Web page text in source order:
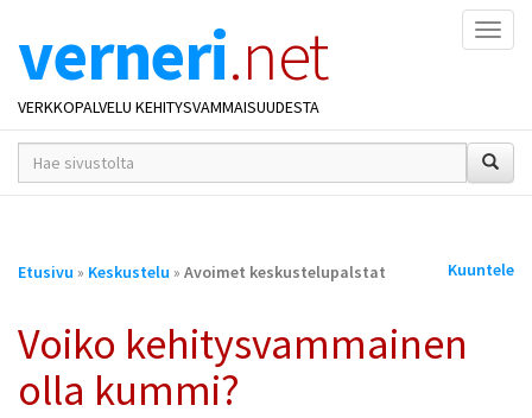
verneri.net
VERKKOPALVELU KEHITYSVAMMAISUUDESTA
hakusana(t)
*
Olet
Etusivu » Keskustelu » Avoimet keskustelupalstat Kuuntele
Voiko kehitysvammainen
olla kummi?